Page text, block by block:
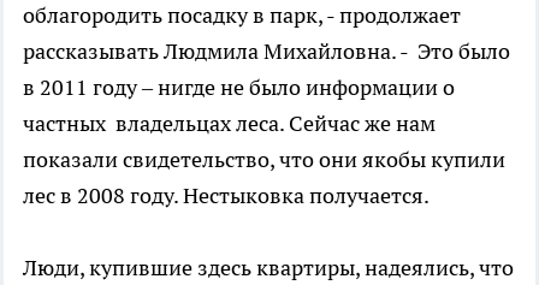
облагородить посадку в парк, - продолжает
рассказывать Людмила Михайловна. - Это было
в 2011 году – нигде не было информации о
частных владельцах леса. Сейчас же нам
показали свидетельство, что они якобы купили
лес в 2008 году. Нестыковка получается.
Люди, купившие здесь квартиры, надеялись, что